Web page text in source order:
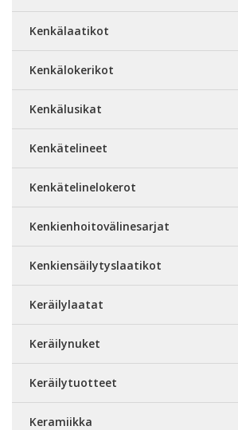
Kenkälaatikot
Kenkälokerikot
Kenkälusikat
Kenkätelineet
Kenkätelinelokerot
Kenkienhoitovälinesarjat
Kenkiensäilytyslaatikot
Keräilylaatat
Keräilynuket
Keräilytuotteet
Keramiikka